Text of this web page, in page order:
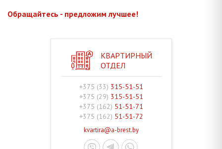
Обращайтесь - предложим лучшее!
КВАРТИРНЫЙ
ОТДЕЛ
+375 (33) 315-51-51
+375 (29) 315-51-51
+375 (162) 51-51-71
+375 (162) 51-51-72
kvartira@a-brest.by